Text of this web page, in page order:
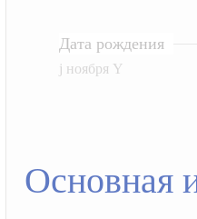
Дата рождения
j ноября Y
Основная